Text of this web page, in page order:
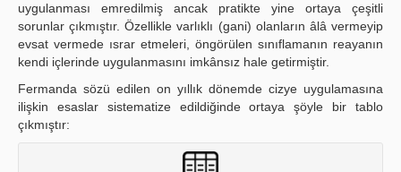
uygulanması emredilmiş ancak pratikte yine ortaya çeşitli
sorunlar çıkmıştır. Özellikle varlıklı (gani) olanların âlâ vermeyip
evsat vermede ısrar etmeleri, öngörülen sınıflamanın reayanın
kendi içlerinde uygulanmasını imkânsız hale getirmiştir.
Fermanda sözü edilen on yıllık dönemde cizye uygulamasına
ilişkin esaslar sistematize edildiğinde ortaya şöyle bir tablo
çıkmıştır: